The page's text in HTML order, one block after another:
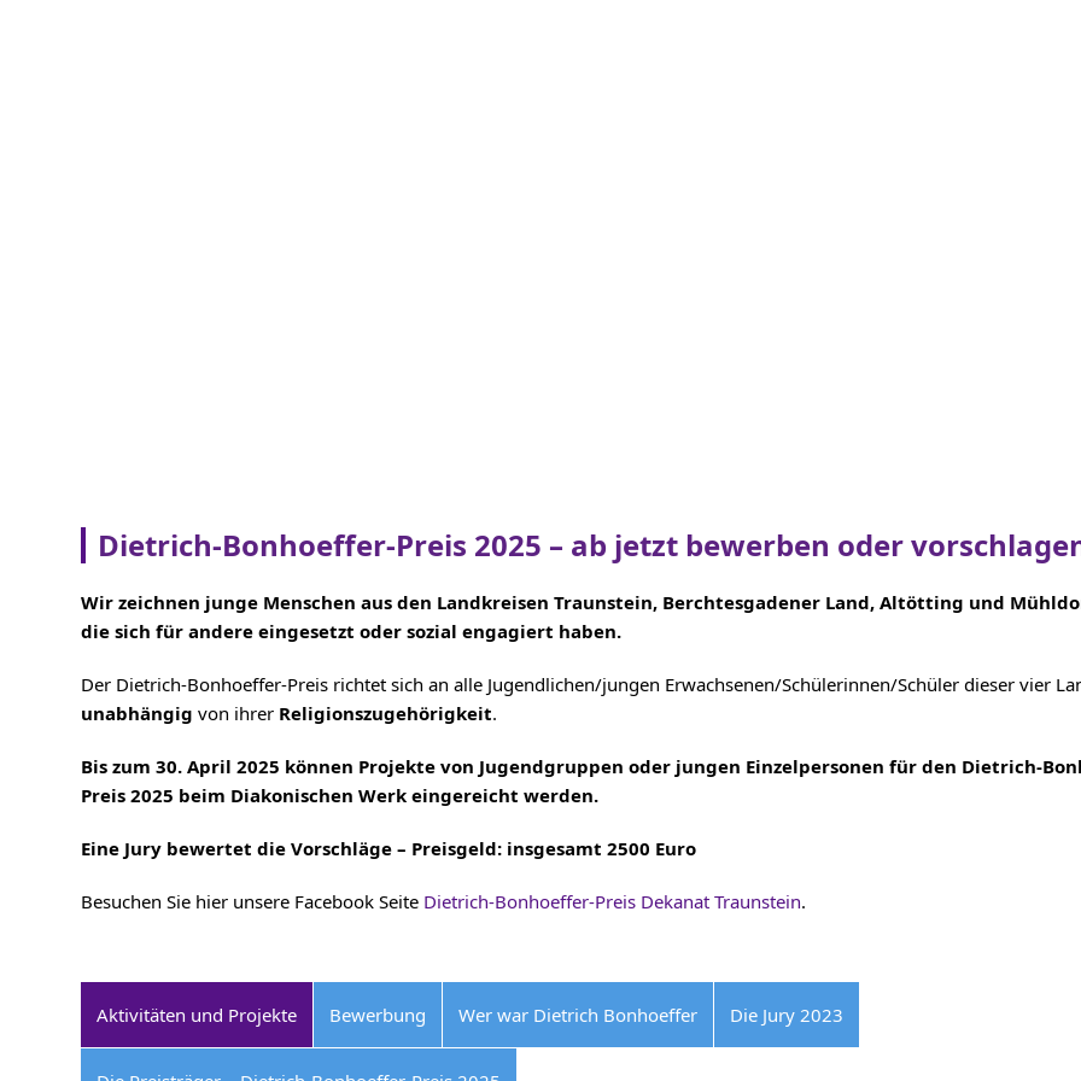
Dietrich-Bonhoeffer-Preis 2025 – ab jetzt bewerben oder
Wir zeichnen junge Menschen aus den Landkreisen Traunstein, Berchtesgadener Land, Altötting und
die sich für andere eingesetzt oder sozial engagiert haben.
Der Dietrich-Bonhoeffer-Preis richtet sich an alle Jugendlichen/jungen Erwachsenen/Schülerinnen/Schüler dieser vier
unabhängig von ihrer Religionszugehörigkeit.
Bis zum 30. April 2025 können Projekte von Jugendgruppen oder jungen Einzelpersonen für den Dietrich-
Preis 2025 beim Diakonischen Werk eingereicht werden.
Eine Jury bewertet die Vorschläge – Preisgeld: insgesamt 2500 Euro
Besuchen Sie hier unsere Facebook Seite Dietrich-Bonhoeffer-Preis Dekanat Traunstein.
Aktivitäten und Projekte Bewerbung Wer war Dietrich Bonhoeffer Die Jury 2023